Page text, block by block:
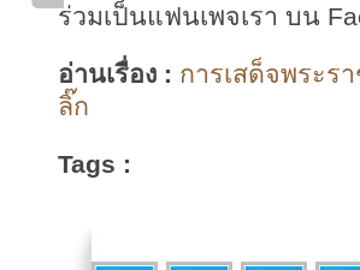
ร่วมเป็นแฟนเพจเรา บน
อ่านเรื่อง : การเสด็จพระร
ลิ๊ก
Tags :